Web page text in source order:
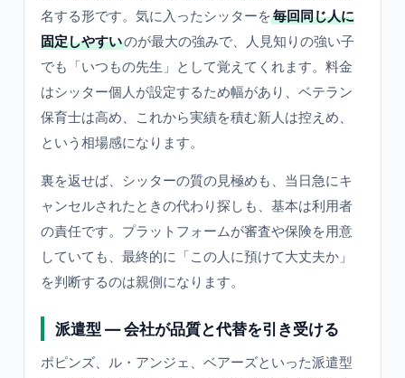
名する形です。気に入ったシッターを毎回同じ人に
固定しやすいのが最大の強みで、人見知りの強い子
でも「いつもの先生」として覚えてくれます。料金
はシッター個人が設定するため幅があり、ベテラン
保育士は高め、これから実績を積む新人は控えめ、
という相場感になります。
裏を返せば、シッターの質の見極めも、当日急にキ
ャンセルされたときの代わり探しも、基本は利用者
の責任です。プラットフォームが審査や保険を用意
していても、最終的に「この人に預けて大丈夫か」
を判断するのは親側になります。
派遣型 — 会社が品質と代替を引き受ける
ポピンズ、ル・アンジェ、ベアーズといった派遣型